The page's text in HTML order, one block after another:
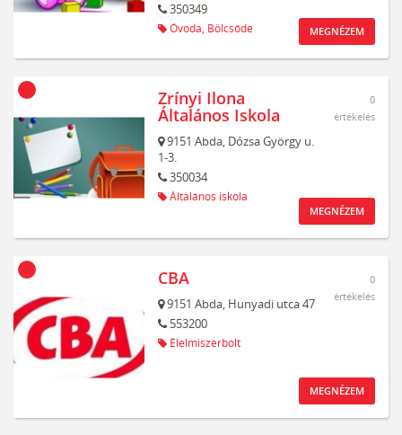
350349
Óvoda, Bölcsőde MEGNÉZEM
Zrínyi Ilona
Általános Iskola
9151 Abda, Dózsa György u.
1-3.
350034
Általános iskola
0
értékelés
MEGNÉZEM
CBA
9151 Abda, Hunyadi utca 47
553200
Élelmiszerbolt
0
értékelés
MEGNÉZEM